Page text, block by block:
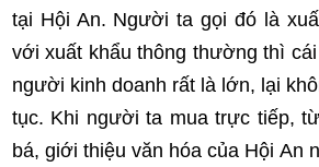
tại Hội An. Người ta gọi đó là
với xuất khẩu thông thường thì
người kinh doanh rất là lớn, lại
tục. Khi người ta mua trực tiếp,
bá, giới thiệu văn hóa của Hội An